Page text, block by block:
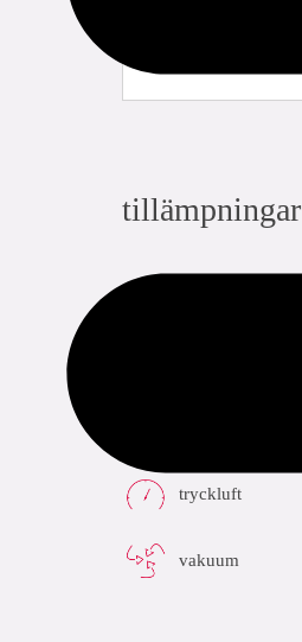
tillämpningar
tryckluft
vakuum